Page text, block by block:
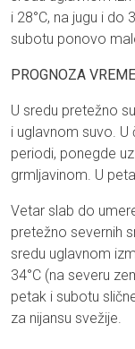
i 28°C, na jugu i do
subotu ponovo
PROGNOZA
U sredu pretežno
i uglavnom suvo.
periodi, ponegde
grmljavinom. U
Vetar slab do
pretežno severnih
sredu uglavnom
34°C (na severu
petak i subotu
za nijansu svežije.